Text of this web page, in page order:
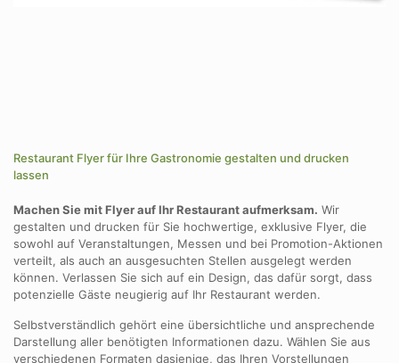
Restaurant Flyer für Ihre Gastronomie gestalten und drucken
lassen
Machen Sie mit Flyer auf Ihr Restaurant aufmerksam. Wir
gestalten und drucken für Sie hochwertige, exklusive Flyer, die
sowohl auf Veranstaltungen, Messen und bei Promotion-Aktionen
verteilt, als auch an ausgesuchten Stellen ausgelegt werden
können. Verlassen Sie sich auf ein Design, das dafür sorgt, dass
potenzielle Gäste neugierig auf Ihr Restaurant werden.
Selbstverständlich gehört eine übersichtliche und ansprechende
Darstellung aller benötigten Informationen dazu. Wählen Sie aus
verschiedenen Formaten dasjenige, das Ihren Vorstellungen